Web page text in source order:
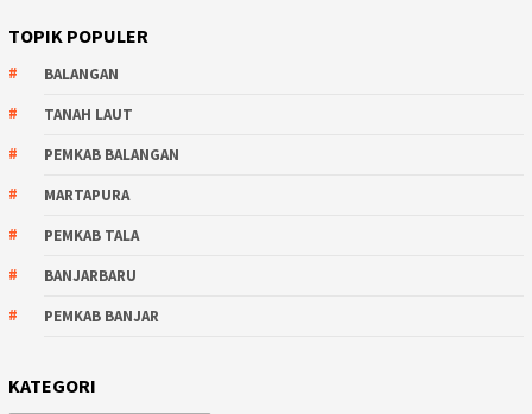
TOPIK POPULER
BALANGAN
TANAH LAUT
PEMKAB BALANGAN
MARTAPURA
PEMKAB TALA
BANJARBARU
PEMKAB BANJAR
KATEGORI